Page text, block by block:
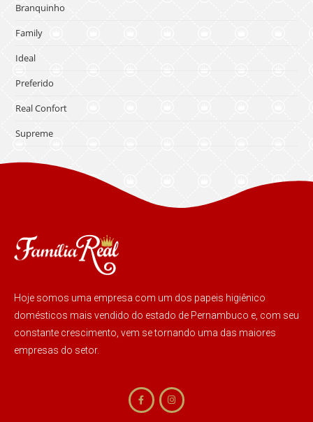
Branquinho
Family
Ideal
Preferido
Real Confort
Supreme
Hoje somos uma empresa com um dos papeis higiênico
domésticos mais vendido do estado de Pernambuco e, com seu
constante crescimento, vem se tornando uma das maiores
empresas do setor.